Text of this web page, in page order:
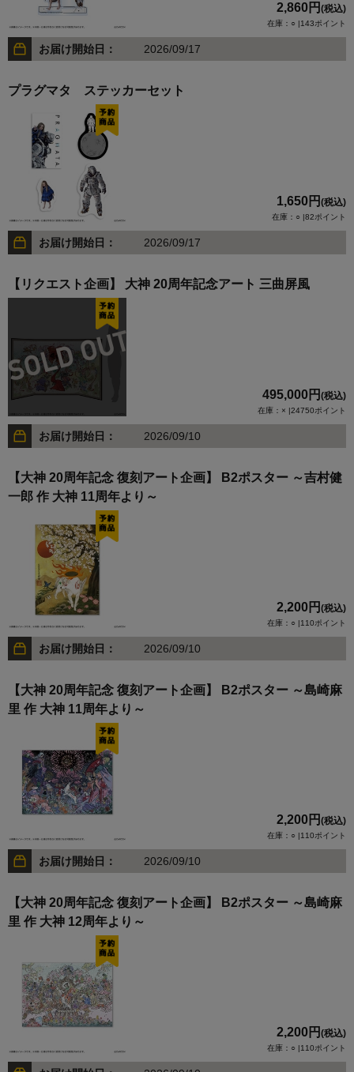
2,860円 (税込)
在庫：○ |143ポイント
お届け開始日： 2026/09/17
プラグマタ ステッカーセット
1,650円 (税込)
在庫：○ |82ポイント
お届け開始日： 2026/09/17
【リクエスト企画】 大神 20周年記念アート 三曲屏風
495,000円 (税込)
在庫：× |24750ポイント
お届け開始日： 2026/09/10
【大神 20周年記念 復刻アート企画】 B2ポスター ～吉村健
一郎 作 大神 11周年より～
2,200円 (税込)
在庫：○ |110ポイント
お届け開始日： 2026/09/10
【大神 20周年記念 復刻アート企画】 B2ポスター ～島崎麻
里 作 大神 11周年より～
2,200円 (税込)
在庫：○ |110ポイント
お届け開始日： 2026/09/10
【大神 20周年記念 復刻アート企画】 B2ポスター ～島崎麻
里 作 大神 12周年より～
2,200円 (税込)
在庫：○ |110ポイント